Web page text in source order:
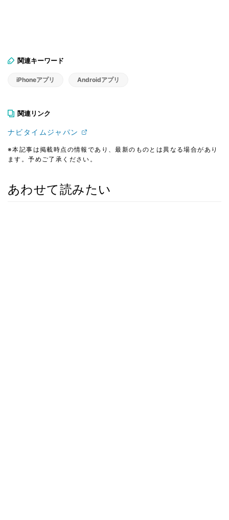
関連キーワード
iPhoneアプリ Androidアプリ
関連リンク
ナビタイムジャパン
※本記事は掲載時点の情報であり、最新のものとは異なる場合があり
ます。予めご了承ください。
あわせて読みたい